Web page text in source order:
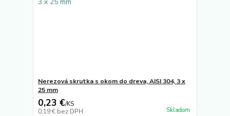
Nerezová skrutka s okom do dreva, AISI 304, 3 x
25 mm
0,23 €/KS
0,19 € bez DPH Skladom